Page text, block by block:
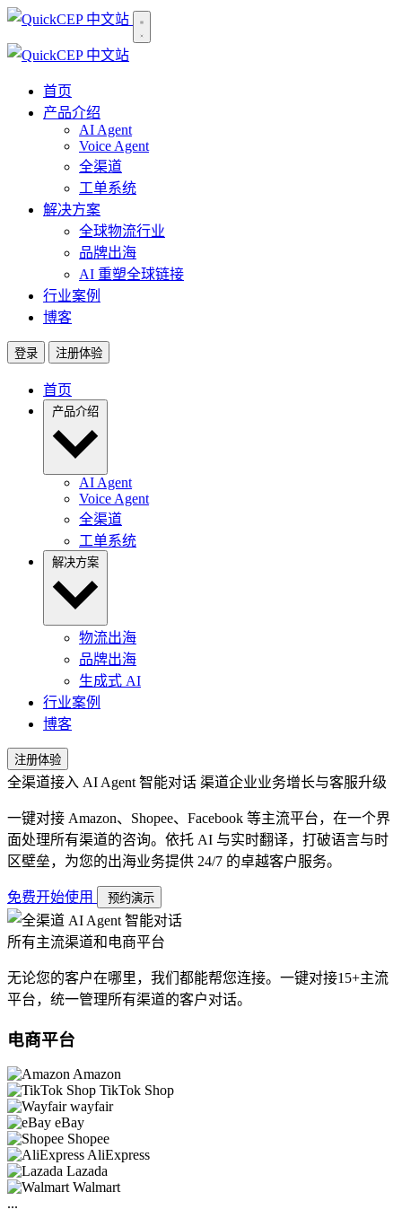
首页
产品介绍
AI Agent
Voice Agent
全渠道
工单系统
解决方案
全球物流行业
品牌出海
AI 重塑全球链接
行业案例
博客
登录 注册体验
首页
产品介绍
AI Agent
Voice Agent
全渠道
工单系统
解决方案
物流出海
品牌出海
生成式 AI
行业案例
博客
注册体验
全渠道接入 AI Agent 智能对话 渠道企业业务增长与客服升级
一键对接 Amazon、Shopee、Facebook 等主流平台，在一个界
面处理所有渠道的咨询。依托 AI 与实时翻译，打破语言与时
区壁垒，为您的出海业务提供 24/7 的卓越客户服务。
免费开始使用 预约演示
所有主流渠道和电商平台
无论您的客户在哪里，我们都能帮您连接。一键对接15+主流
平台，统一管理所有渠道的客户对话。
电商平台
Amazon
TikTok Shop
wayfair
eBay
Shopee
AliExpress
Lazada
Walmart
...